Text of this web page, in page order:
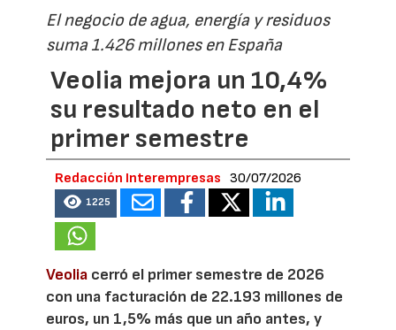
El negocio de agua, energía y residuos
suma 1.426 millones en España
Veolia mejora un 10,4%
su resultado neto en el
primer semestre
Redacción Interempresas 30/07/2026
1225
Veolia cerró el primer semestre de 2026
con una facturación de 22.193 millones de
euros, un 1,5% más que un año antes, y